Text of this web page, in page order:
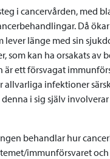
i cancervården, med
Då
lever länge med sin
som kan ha orsakats av
ett försvagat
allvarliga infektioner
i sig själv involverar
behandlar hur
immunförsvaret